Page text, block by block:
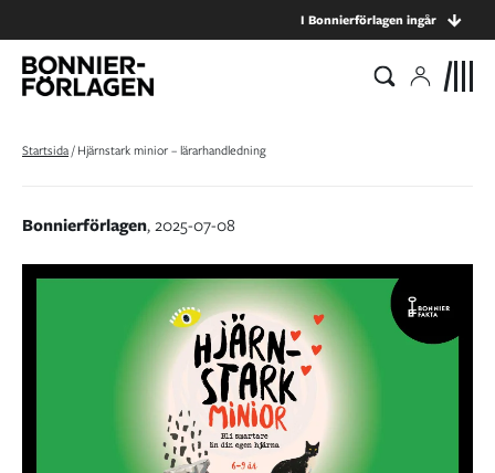
I Bonnierförlagen ingår
Startsida/Hjärnstark minior – lärarhandledning
Bonnierförlagen, 2025-07-08